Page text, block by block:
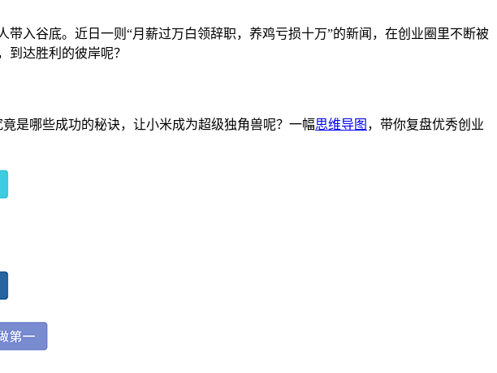
入谷底。近日一则“月薪过万白领辞职，养鸡亏损十万”的新闻，在创业圈里不断被
达胜利的彼岸呢？
是哪些成功的秘诀，让小米成为超级独角兽呢？一幅思维导图 ，带你复盘优秀创业